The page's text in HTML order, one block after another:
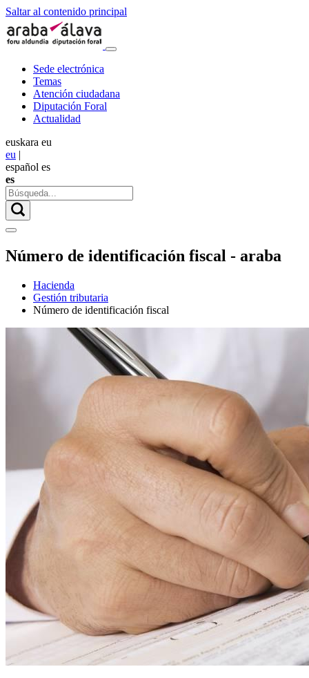
Saltar al contenido principal
Sede electrónica
Temas
Atención ciudadana
Diputación Foral
Actualidad
euskara eu
eu |
español es
es
Número de identificación fiscal - araba
Hacienda
Gestión tributaria
Número de identificación fiscal